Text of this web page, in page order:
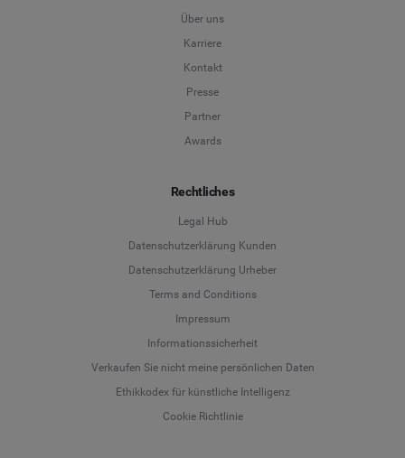
Über uns
Karriere
Kontakt
Presse
Partner
Awards
Rechtliches
Legal Hub
Datenschutzerklärung Kunden
Datenschutzerklärung Urheber
Terms and Conditions
Impressum
Informationssicherheit
Verkaufen Sie nicht meine persönlichen Daten
Ethikkodex für künstliche Intelligenz
Cookie Richtlinie
Deutsch
English